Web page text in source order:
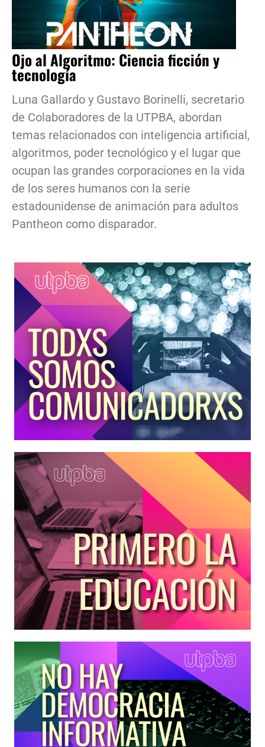
Ojo al Algoritmo: Ciencia ficción y
tecnología
Luna Gallardo y Gustavo Borinelli, secretario
de Colaboradores de la UTPBA, abordan
temas relacionados con inteligencia artificial,
algoritmos, poder tecnológico y el lugar que
ocupan las grandes corporaciones en la vida
de los seres humanos con la serie
estadounidense de animación para adultos
Pantheon como disparador.